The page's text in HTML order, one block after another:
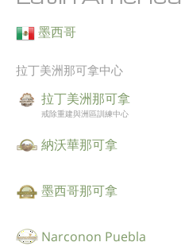
墨西哥
拉丁美洲那可拿中心
拉丁美洲那可拿
戒除重建與洲區訓練中心
納沃華那可拿
墨西哥那可拿
Narconon Puebla